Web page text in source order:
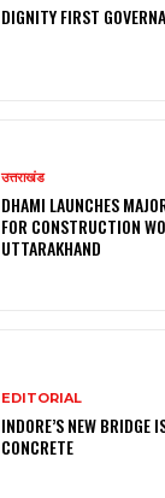
DIGNITY FIRST
उत्तराखंड
DHAMI LAUNCHES
FOR CONSTRUCTION
UTTARAKHAND
EDITORIAL
INDORE’S NEW BRIDGE
CONCRETE